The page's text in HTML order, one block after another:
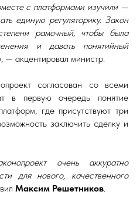
с платформами изучили —
единую регуляторику. Закон
рамочный, чтобы была
и давать понятийный
, — акцентировал министр.
согласован со всеми
в первую очередь понятие
где присутствуют три
заключить сделку и
очень аккуратно
для нового, качественного
Максим Решетников.